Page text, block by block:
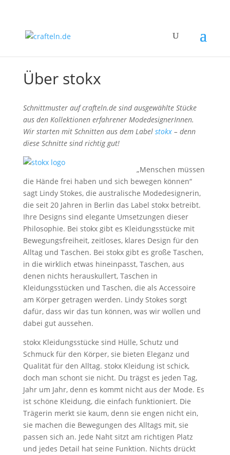
Über stokx
Schnittmuster auf crafteln.de sind ausgewählte Stücke
aus den Kollektionen erfahrener ModedesignerInnen.
Wir starten mit Schnitten aus dem Label stokx– denn
diese Schnitte sind richtig gut!
„Menschen müssen
die Hände frei haben und sich bewegen können“
sagt Lindy Stokes, die australische Modedesignerin,
die seit 20 Jahren in Berlin das Label stokx betreibt.
Ihre Designs sind elegante Umsetzungen dieser
Philosophie. Bei stokx gibt es Kleidungsstücke mit
Bewegungsfreiheit, zeitloses, klares Design für den
Alltag und Taschen. Bei stokx gibt es große Taschen,
in die wirklich etwas hineinpasst, Taschen, aus
denen nichts herauskullert, Taschen in
Kleidungsstücken und Taschen, die als Accessoire
am Körper getragen werden. Lindy Stokes sorgt
dafür, dass wir das tun können, was wir wollen und
dabei gut aussehen.
stokx Kleidungsstücke sind Hülle, Schutz und
Schmuck für den Körper, sie bieten Eleganz und
Qualität für den Alltag. stokx Kleidung ist schick,
doch man schont sie nicht. Du trägst es jeden Tag,
Jahr um Jahr, denn es kommt nicht aus der Mode. Es
ist schöne Kleidung, die einfach funktioniert. Die
Trägerin merkt sie kaum, denn sie engen nicht ein,
sie machen die Bewegungen des Alltags mit, sie
passen sich an. Jede Naht sitzt am richtigen Platz
und jedes Detail hat seine Funktion. Nichts drückt